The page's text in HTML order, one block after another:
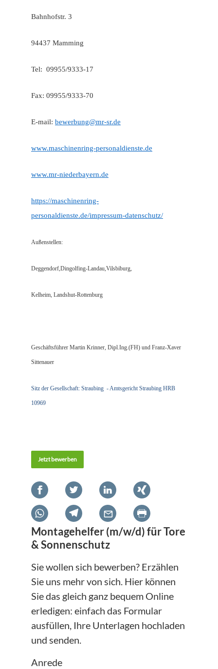
Bahnhofstr. 3
94437 Mamming
Tel: 09955/9333-17
Fax: 09955/9333-70
E-mail: bewerbung@mr-sr.de
www.maschinenring-personaldienste.de
www.mr-niederbayern.de
https://maschinenring-
personaldienste.de/impressum-datenschutz/
Außenstellen:
Deggendorf,Dingolfing-Landau,Vilsbiburg,
Kelheim, Landshut-Rottenburg
Geschäftsführer Martin Krinner, Dipl.Ing.(FH) und Franz-Xaver
Sittenauer
Sitz der Gesellschaft: Straubing - Amtsgericht Straubing HRB
10969
Jetzt bewerben
Montagehelfer (m/w/d) für Tore
& Sonnenschutz
Sie wollen sich bewerben? Erzählen
Sie uns mehr von sich. Hier können
Sie das gleich ganz bequem Online
erledigen: einfach das Formular
ausfüllen, Ihre Unterlagen hochladen
und senden.
Anrede